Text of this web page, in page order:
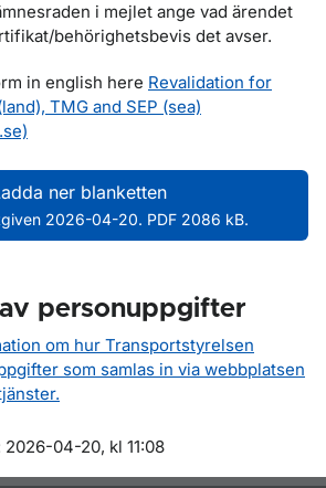
i mejlet ange vad ärendet
behörighetsbevis det avser.
in english here Revalidation for
TMG and SEP (sea)
ner blanketten
2026-04-20. PDF 2086 kB.
personuppgifter
om hur Transportstyrelsen
som samlas in via webbplatsen
04-20, kl 11:08